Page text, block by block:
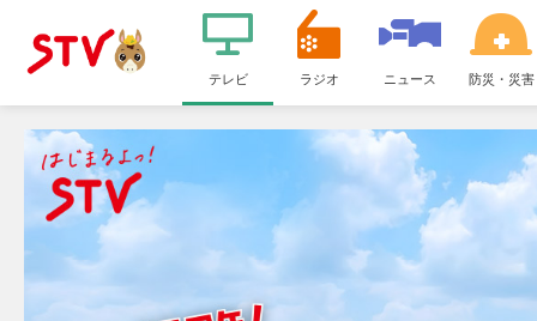
ＳＴＶ札
幌テレビ
メ
ュ
テレビ ラジオ ニュース 防災・災害